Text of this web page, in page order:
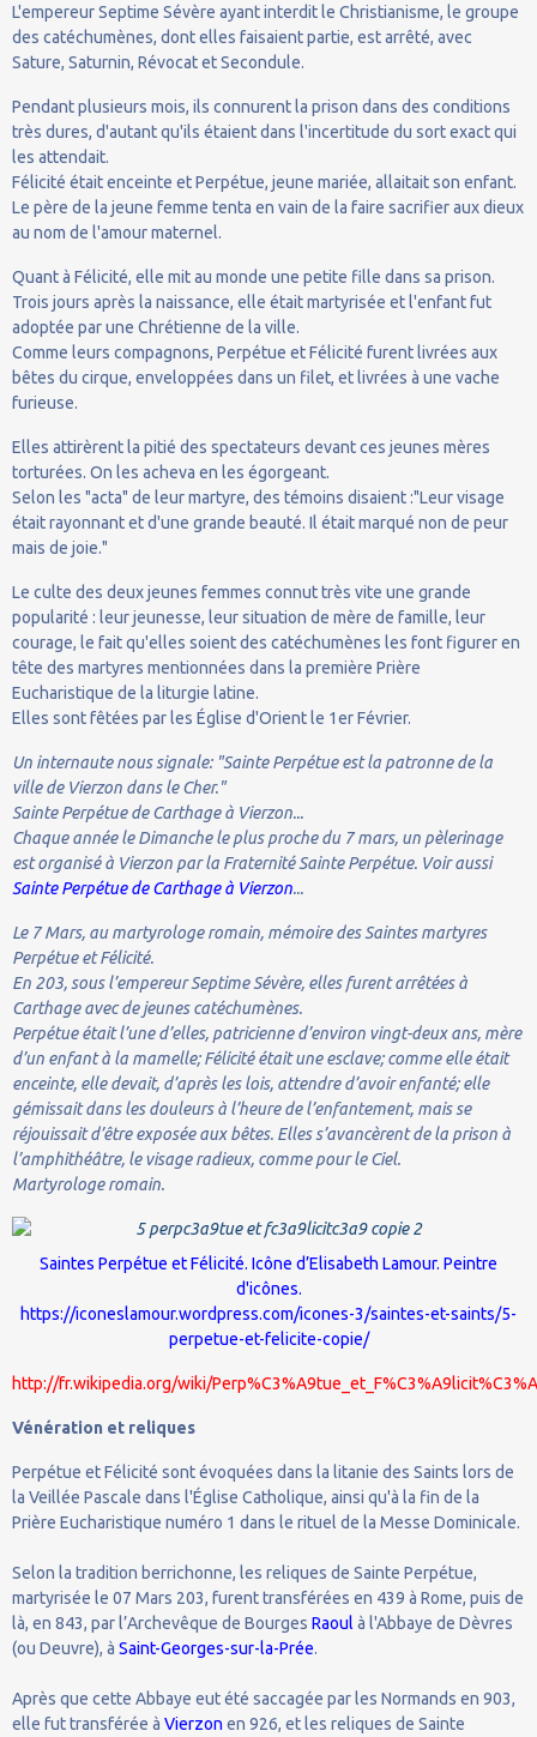
L'empereur Septime Sévère ayant interdit le Christianisme, le groupe
des catéchumènes, dont elles faisaient partie, est arrêté, avec
Sature, Saturnin, Révocat et Secondule.
Pendant plusieurs mois, ils connurent la prison dans des conditions
très dures, d'autant qu'ils étaient dans l'incertitude du sort exact qui
les attendait.
Félicité était enceinte et Perpétue, jeune mariée, allaitait son enfant.
Le père de la jeune femme tenta en vain de la faire sacrifier aux dieux
au nom de l'amour maternel.
Quant à Félicité, elle mit au monde une petite fille dans sa prison.
Trois jours après la naissance, elle était martyrisée et l'enfant fut
adoptée par une Chrétienne de la ville.
Comme leurs compagnons, Perpétue et Félicité furent livrées aux
bêtes du cirque, enveloppées dans un filet, et livrées à une vache
furieuse.
Elles attirèrent la pitié des spectateurs devant ces jeunes mères
torturées. On les acheva en les égorgeant.
Selon les "acta" de leur martyre, des témoins disaient :"Leur visage
était rayonnant et d'une grande beauté. Il était marqué non de peur
mais de joie."
Le culte des deux jeunes femmes connut très vite une grande
popularité : leur jeunesse, leur situation de mère de famille, leur
courage, le fait qu'elles soient des catéchumènes les font figurer en
tête des martyres mentionnées dans la première Prière
Eucharistique de la liturgie latine.
Elles sont fêtées par les Église d'Orient le 1er Février.
Un internaute nous signale: "Sainte Perpétue est la patronne de la
ville de Vierzon dans le Cher."
Sainte Perpétue de Carthage à Vierzon...
Chaque année le Dimanche le plus proche du 7 mars, un pèlerinage
est organisé à Vierzon par la Fraternité Sainte Perpétue. Voir aussi
Sainte Perpétue de Carthage à Vierzon...
Le 7 Mars, au martyrologe romain, mémoire des Saintes martyres
Perpétue et Félicité.
En 203, sous l’empereur Septime Sévère, elles furent arrêtées à
Carthage avec de jeunes catéchumènes.
Perpétue était l’une d’elles, patricienne d’environ vingt-deux ans, mère
d’un enfant à la mamelle; Félicité était une esclave; comme elle était
enceinte, elle devait, d’après les lois, attendre d’avoir enfanté; elle
gémissait dans les douleurs à l’heure de l’enfantement, mais se
réjouissait d’être exposée aux bêtes. Elles s’avancèrent de la prison à
l’amphithéâtre, le visage radieux, comme pour le Ciel.
Martyrologe romain.
Saintes Perpétue et Félicité. Icône d’Elisabeth Lamour. Peintre
d'icônes.
https://iconeslamour.wordpress.com/icones-3/saintes-et-saints/5-
perpetue-et-felicite-copie/
http://fr.wikipedia.org/wiki/
Vénération et reliques
Perpétue et Félicité sont évoquées dans la litanie des Saints lors de
la Veillée Pascale dans l'Église Catholique, ainsi qu'à la fin de la
Prière Eucharistique numéro 1 dans le rituel de la Messe Dominicale.
Selon la tradition berrichonne, les reliques de Sainte Perpétue,
martyrisée le 07 Mars 203, furent transférées en 439 à Rome, puis de
là, en 843, par l’Archevêque de Bourges Raoul à l'Abbaye de Dèvres
(ou Deuvre), à Saint-Georges-sur-la-Prée.
Après que cette Abbaye eut été saccagée par les Normands en 903,
elle fut transférée à Vierzon en 926, et les reliques de Sainte